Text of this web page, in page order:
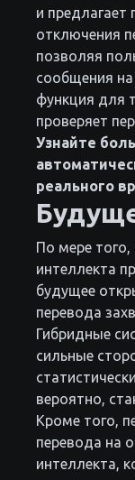
и предлагает
отключения
позволяя
сообщения
функция для
проверяет
Узнайте
реального
По мере того,
интеллекта
будущее
перевода
Гибридные
сильные
вероятно,
Кроме того,
перевода на
интеллекта,